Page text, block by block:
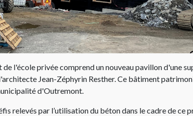
de l'école privée comprend un nouveau pavillon d'une
Jean-Zéphyrin Resther. Ce bâtiment
d'Outremont.​
relevés par l’utilisation du béton dans le cadre de ce